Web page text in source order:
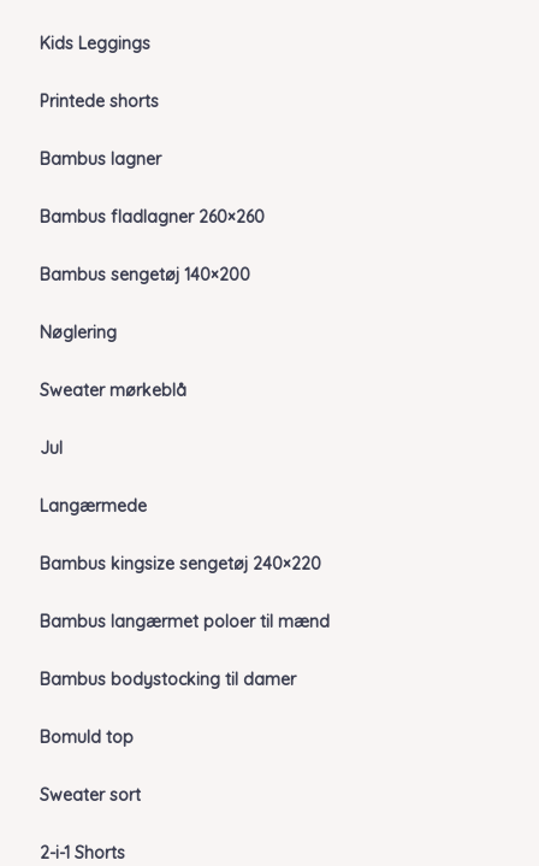
Kids Leggings
Printede shorts
Bambus lagner
Bambus fladlagner 260×260
Bambus sengetøj 140×200
Nøglering
Sweater mørkeblå
Jul
Langærmede
Bambus kingsize sengetøj 240×220
Bambus langærmet poloer til mænd
Bambus bodystocking til damer
Bomuld top
Sweater sort
2-i-1 Shorts